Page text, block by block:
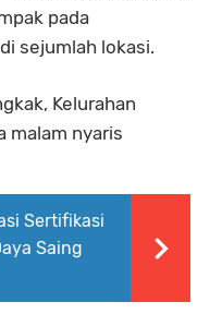
pada
sejumlah lokasi.
Kelurahan
malam nyaris
Sertifikasi
Saing